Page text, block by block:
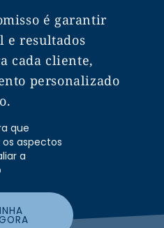
é garantir
e resultados
cada cliente,
personalizado
que
aspectos
a